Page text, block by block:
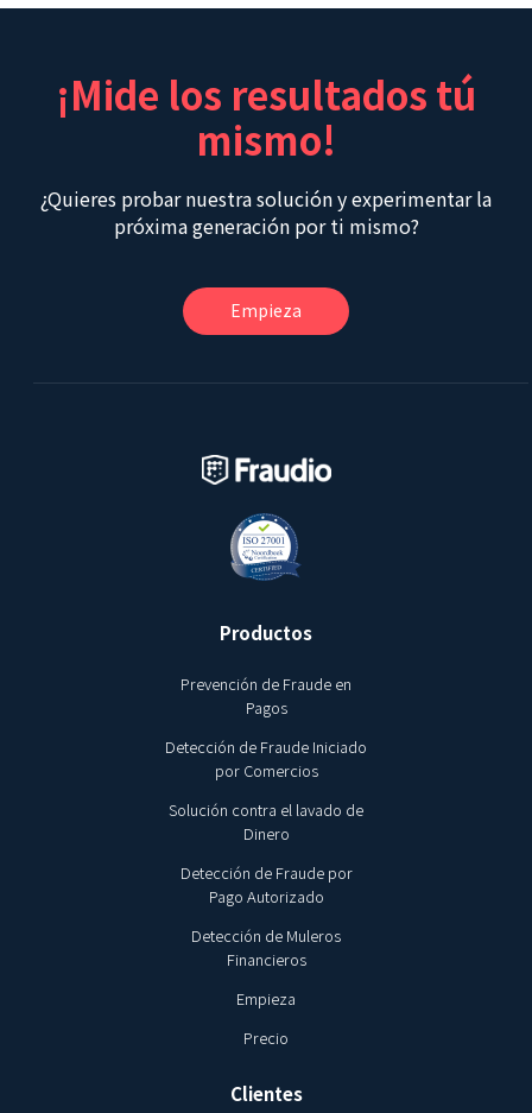
¡Mide los resultados tú
mismo!
¿Quieres probar nuestra solución y experimentar la
próxima generación por ti mismo?
Empieza
Productos
Prevención de Fraude en
Pagos
Detección de Fraude Iniciado
por Comercios
Solución contra el lavado de
Dinero
Detección de Fraude por
Pago Autorizado
Detección de Muleros
Financieros
Empieza
Precio
Clientes